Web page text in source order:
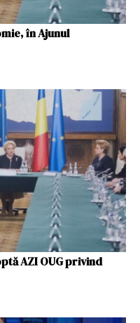
în Ajunul
AZI OUG privind